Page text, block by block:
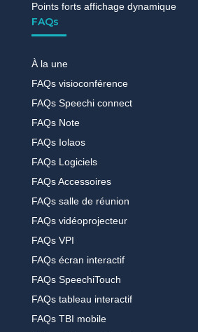
Points forts affichage dynamique
FAQs
À la une
FAQs visioconférence
FAQs Speechi connect
FAQs Note
FAQs Iolaos
FAQs Logiciels
FAQs Accessoires
FAQs salle de réunion
FAQs vidéoprojecteur
FAQs VPI
FAQs écran interactif
FAQs SpeechiTouch
FAQs tableau interactif
FAQs TBI mobile